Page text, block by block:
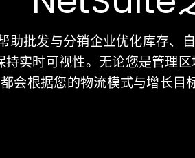
助批发与分销企业优化库存、
持实时可视性。无论您是管理
会根据您的物流模式与增长目